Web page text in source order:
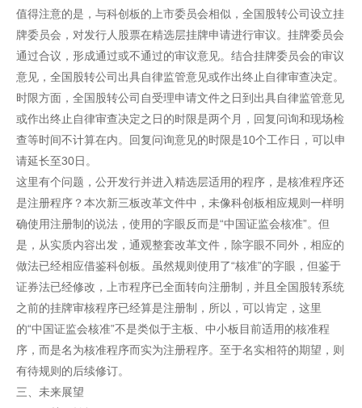
值得注意的是，与科创板的上市委员会相似，全国股转公司设立挂
牌委员会，对发行人股票在精选层挂牌申请进行审议。挂牌委员会
通过合议，形成通过或不通过的审议意见。结合挂牌委员会的审议
意见，全国股转公司出具自律监管意见或作出终止自律审查决定。
时限方面，全国股转公司自受理申请文件之日到出具自律监管意见
或作出终止自律审查决定之日的时限是两个月，回复问询和现场检
查等时间不计算在内。回复问询意见的时限是10个工作日，可以申
请延长至30日。
这里有个问题，公开发行并进入精选层适用的程序，是核准程序还
是注册程序？本次新三板改革文件中，未像科创板相应规则一样明
确使用注册制的说法，使用的字眼反而是“中国证监会核准”。但
是，从实质内容出发，通观整套改革文件，除字眼不同外，相应的
做法已经相应借鉴科创板。虽然规则使用了“核准”的字眼，但鉴于
证券法已经修改，上市程序已全面转向注册制，并且全国股转系统
之前的挂牌审核程序已经算是注册制，所以，可以肯定，这里
的“中国证监会核准”不是类似于主板、中小板目前适用的核准程
序，而是名为核准程序而实为注册程序。至于名实相符的期望，则
有待规则的后续修订。
三、未来展望